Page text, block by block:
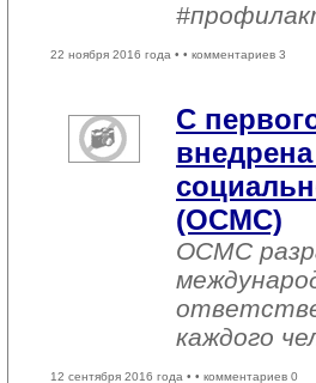
22 ноября 2016 года • • комментариев 3
С
(ОСМС)
ОСМС
каждого
12 сентября 2016 года • • комментариев 0